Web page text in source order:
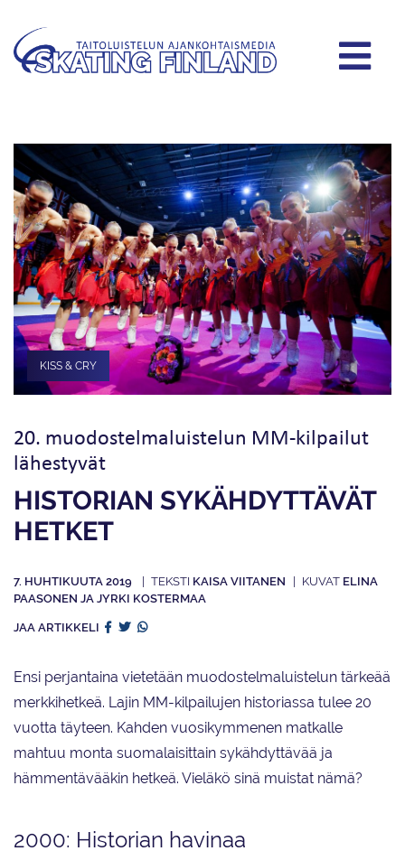
KISS & CRY
20. muodostelmaluistelun MM-kilpailut
lähestyvät
HISTORIAN SYKÄHDYTTÄVÄT
HETKET
7. HUHTIKUUTA 2019 KAISA VIITANEN
ELINA
PAASONEN JA JYRKI KOSTERMAA
JAA ARTIKKELI
Ensi perjantaina vietetään muodostelmaluistelun tärkeää
merkkihetkeä. Lajin MM-kilpailujen historiassa tulee 20
vuotta täyteen. Kahden vuosikymmenen matkalle
mahtuu monta suomalaisittain sykähdyttävää ja
hämmentävääkin hetkeä. Vieläkö sinä muistat nämä?
2000: Historian havinaa